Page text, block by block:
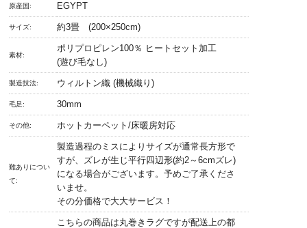
原産国: EGYPT
サイズ: 約3畳 (200×250cm)
素材:
ポリプロピレン100％ ヒートセット加工
(遊び毛なし)
製造技法: ウィルトン織 (機械織り)
毛足: 30mm
その他: ホットカーペット/床暖房対応
難ありについ
て:
製造過程のミスによりサイズが通常長方形で
すが、ズレが生じ平行四辺形(約2～6cmズレ)
になる場合がございます。予めご了承くださ
いませ。
その分価格で大大サービス！
こちらの商品は丸巻きラグですが配送上の都